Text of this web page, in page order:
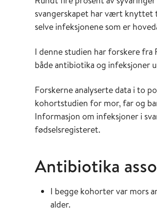
svangerskapet har vært knyttet
selve infeksjonene som er
I denne studien har forskere
både antibiotika og infeksjoner
Forskerne analyserte data i to
kohortstudien for mor, far og
Informasjon om infeksjoner i
fødselsregisteret.
Antibiotika
I begge kohorter var mors
alder.